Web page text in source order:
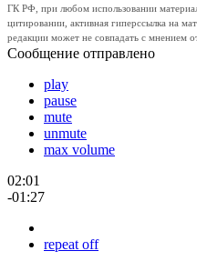
ГК РФ, при любом использовании
цитировании, активная гиперссылка на
редакции может не совпадать с мнением
Сообщение отправлено
play
pause
mute
unmute
max volume
02:01
-01:27
repeat off